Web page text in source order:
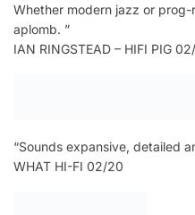
Whether modern jazz or
aplomb. ”
IAN RINGSTEAD – HIFI PIG
“Sounds expansive, detailed
WHAT HI-FI 02/20